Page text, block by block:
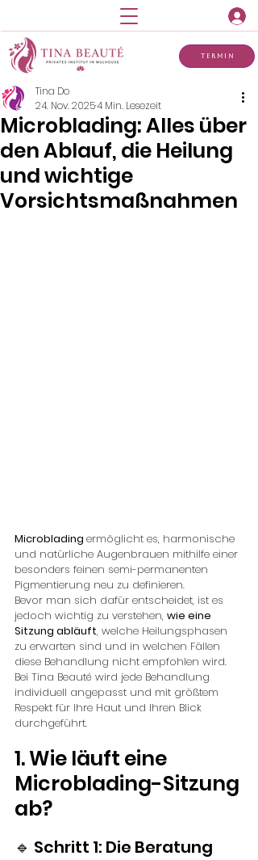
Termin
Microblading: Alles über
den Ablauf, die Heilung
und wichtige
Vorsichtsmaßnahmen
Tina Do
24. Nov. 20254 Min. Lesezeit
Microblading ermöglicht es, harmonische
und natürliche Augenbrauen mithilfe einer
besonders feinen semi-permanenten
Pigmentierung neu zu definieren.
Bevor man sich dafür entscheidet, ist es
jedoch wichtig zu verstehen, wie eine
Sitzung abläuft, welche Heilungsphasen
zu erwarten sind und in welchen Fällen
diese Behandlung nicht empfohlen wird.
Bei Tina Beauté wird jede Behandlung
individuell angepasst und mit größtem
Respekt für Ihre Haut und Ihren Blick
durchgeführt.
1. Wie läuft eine
Microblading-Sitzung
ab?
🔹 Schritt 1: Die Beratung